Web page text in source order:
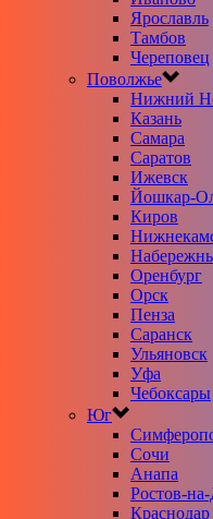
Ярославль
Тамбов
Череповец
Поволжье
Нижний
Казань
Самара
Саратов
Ижевск
Йошкар-
Киров
Оренбург
Орск
Пенза
Саранск
Ульяновск
Уфа
Чебоксары
Юг
Сочи
Анапа
Ростов-
Краснодар